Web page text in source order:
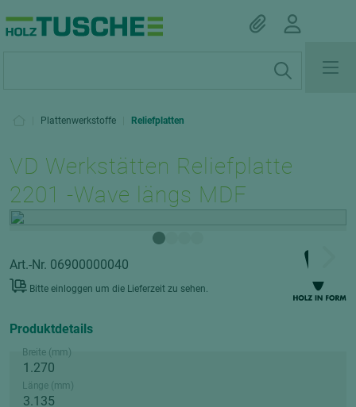
Plattenwerkstoffe Reliefplatten
VD Werkstätten Reliefplatte
2201 -Wave längs MDF
Art.-Nr. 06900000040
Bitte einloggen um die Lieferzeit zu sehen.
Produktdetails
Breite (mm)
Länge (mm)